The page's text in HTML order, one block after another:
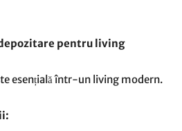
pentru living
esențială într-un living modern.